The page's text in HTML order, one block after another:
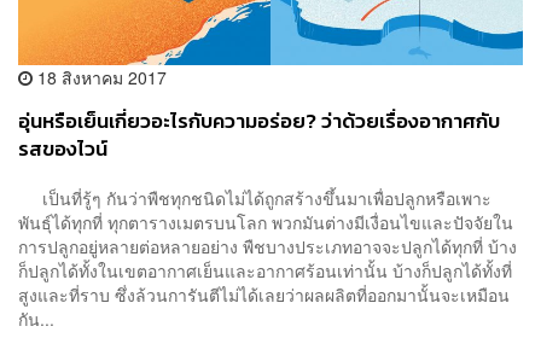
18 สิงหาคม 2017
อุ่นหรือเย็นเกี่ยวอะไรกับความอร่อย? ว่าด้วยเรื่องอากาศกับ
รสของไวน์
เป็นที่รู้ๆ กันว่าพืชทุกชนิดไม่ได้ถูกสร้างขึ้นมาเพื่อปลูกหรือเพาะ
พันธุ์ได้ทุกที่ ทุกตารางเมตรบนโลก พวกมันต่างมีเงื่อนไขและปัจจัยใน
การปลูกอยู่หลายต่อหลายอย่าง พืชบางประเภทอาจจะปลูกได้ทุกที่ บ้าง
ก็ปลูกได้ทั้งในเขตอากาศเย็นและอากาศร้อนเท่านั้น บ้างก็ปลูกได้ทั้งที่
สูงและที่ราบ ซึ่งล้วนการันตีไม่ได้เลยว่าผลผลิตที่ออกมานั้นจะเหมือน
กัน...